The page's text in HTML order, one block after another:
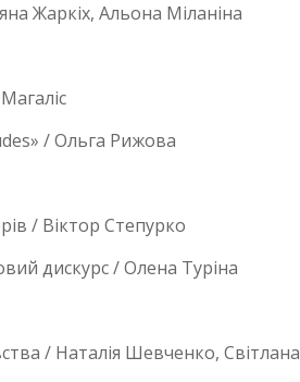
Жаркіх, Альона Міланіна
/ Ольга Рижова
/ Віктор Степурко
дискурс / Олена Туріна
/ Наталія Шевченко, Світлана